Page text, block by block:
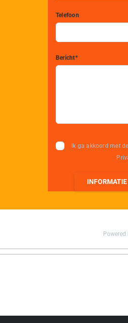
Telefoon
Bericht*
Ik ga akkoord met
Powered